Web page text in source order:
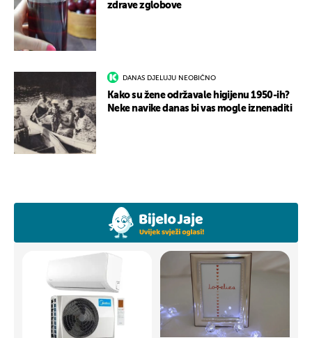
zdrave zglobove
DANAS DJELUJU NEOBIČNO
Kako su žene održavale higijenu 1950-ih?
Neke navike danas bi vas mogle iznenaditi